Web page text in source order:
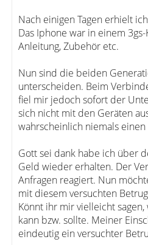
Nach einigen Tagen erhielt
Das Iphone war in einem
Anleitung, Zubehör etc.
Nun sind die beiden
unterscheiden. Beim
fiel mir jedoch sofort der
sich nicht mit den Geräten
wahrscheinlich niemals
Gott sei dank habe ich über
Geld wieder erhalten. Der
Anfragen reagiert. Nun
mit diesem versuchten
Könnt ihr mir vielleicht
kann bzw. sollte. Meiner
eindeutig ein versuchter